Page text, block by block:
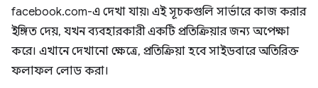
facebook.com-এ দেখা যায়৷ এই সূচকগুলি সার্ভারে কাজ করার
ইঙ্গিত দেয়, যখন ব্যবহারকারী একটি প্রতিক্রিয়ার জন্য অপেক্ষা
করে। এখানে দেখানো ক্ষেত্রে, প্রতিক্রিয়া হবে সাইডবারে অতিরিক্ত
ফলাফল লোড করা।